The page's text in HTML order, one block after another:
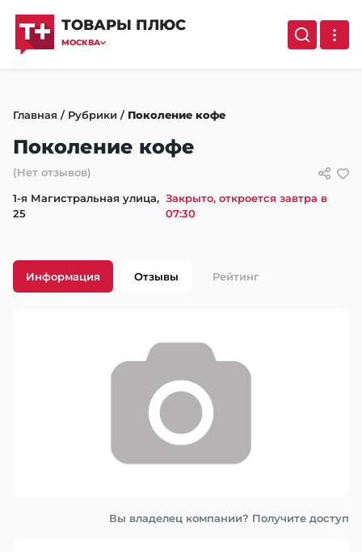
ТОВАРЫ ПЛЮС
МОСКВА
Главная / Рубрики / Поколение кофе
Поколение кофе
(Нет отзывов)
1-я Магистральная улица,
25
Закрыто, откроется завтра в
07:30
Информация Отзывы Рейтинг
Вы владелец компании? Получите доступ